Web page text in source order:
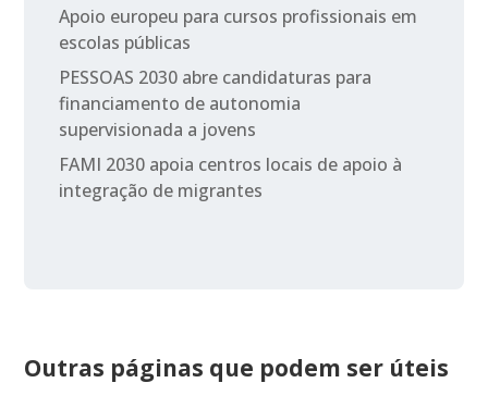
Apoio europeu para cursos profissionais em
escolas públicas
PESSOAS 2030 abre candidaturas para
financiamento de autonomia
supervisionada a jovens
FAMI 2030 apoia centros locais de apoio à
integração de migrantes
Outras páginas que podem ser úteis